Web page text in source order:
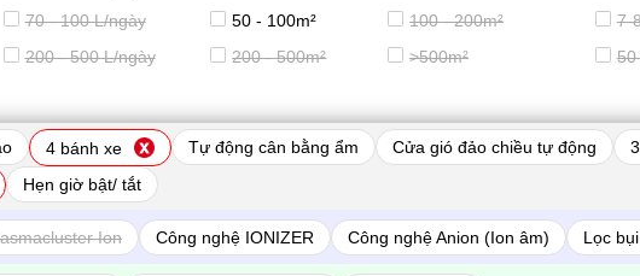
70 - 100 L/ngày
200 - 500 L/ngày
50 - 100m²
100 - 200m²
200 - 500m²
>500m²
7-
4 bánh xe Tự động cân bằng ẩm Cửa gió đảo chiều tự động
Hẹn giờ bật/ tắt
Ion Công nghệ IONIZER Công nghệ Anion (Ion âm) Lọc
Sấy quần
Sấy quần
Có Wifi Có Wifi